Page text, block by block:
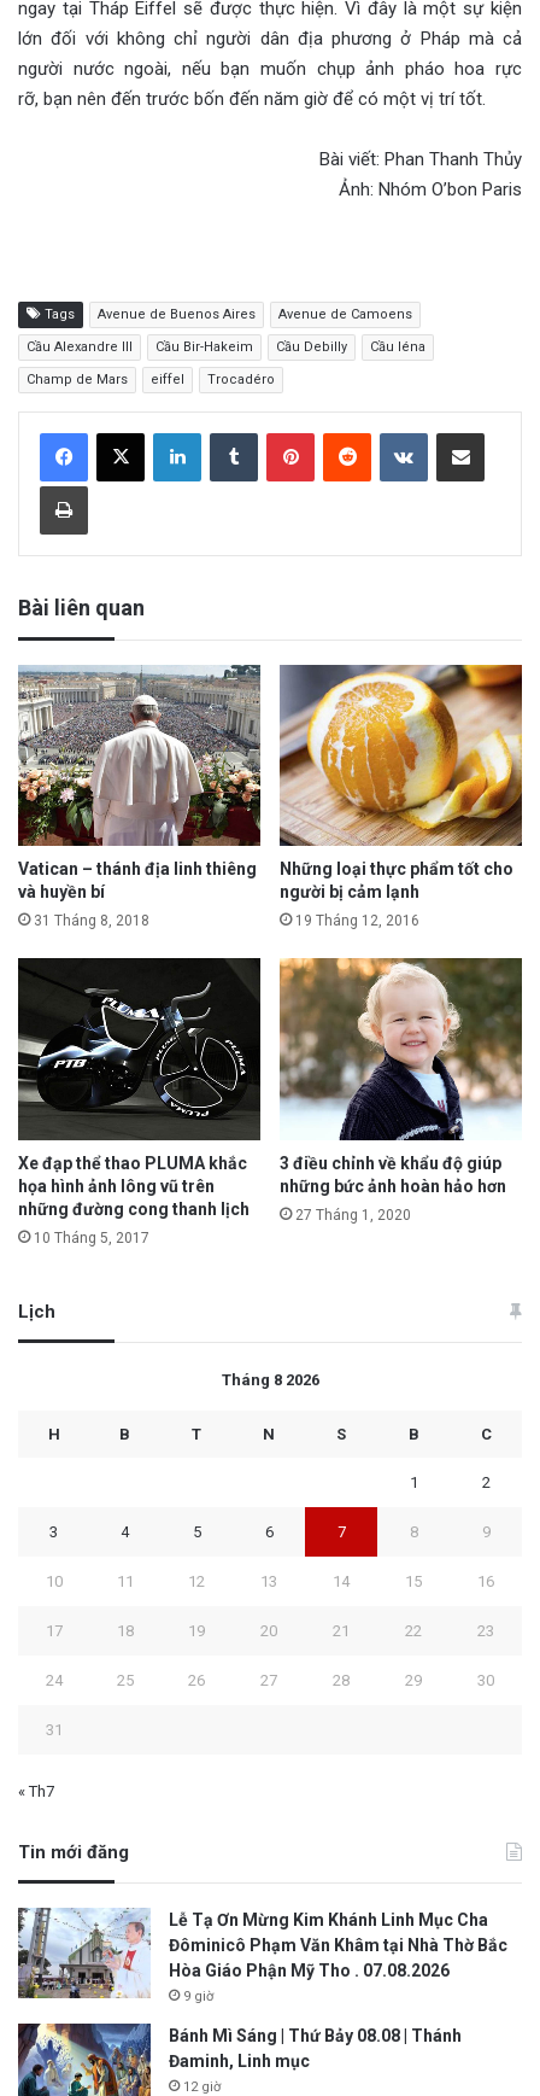
ngay tại Tháp Eiffel sẽ được thực hiện. Vì đây là một sự kiện
lớn đối với không chỉ người dân địa phương ở Pháp mà cả
người nước ngoài, nếu bạn muốn chụp ảnh pháo hoa rực
rỡ, bạn nên đến trước bốn đến năm giờ để có một vị trí tốt.
Bài viết: Phan Thanh Thủy
Ảnh: Nhóm O’bon Paris
Tags Avenue de Buenos Aires Avenue de Camoens
Cầu Alexandre III Cầu Bir-Hakeim Cầu Debilly Cầu Iéna
Champ de Mars eiffel Trocadéro
Bài liên quan
Vatican – thánh địa linh thiêng
và huyền bí
31 Tháng 8, 2018
Những loại thực phẩm tốt cho
người bị cảm lạnh
19 Tháng 12, 2016
Xe đạp thể thao PLUMA khắc
họa hình ảnh lông vũ trên
những đường cong thanh lịch
10 Tháng 5, 2017
3 điều chỉnh về khẩu độ giúp
những bức ảnh hoàn hảo hơn
27 Tháng 1, 2020
Lịch
Tháng 8 2026
H B T N S B C
1 2
3 4 5 6 7 8 9
10 11 12 13 14 15 16
17 18 19 20 21 22 23
24 25 26 27 28 29 30
31
« Th7
Tin mới đăng
Lễ Tạ Ơn Mừng Kim Khánh Linh Mục Cha
Đôminicô Phạm Văn Khâm tại Nhà Thờ Bắc
Hòa Giáo Phận Mỹ Tho . 07.08.2026
9 giờ
Bánh Mì Sáng | Thứ Bảy 08.08 | Thánh
Đaminh, Linh mục
12 giờ